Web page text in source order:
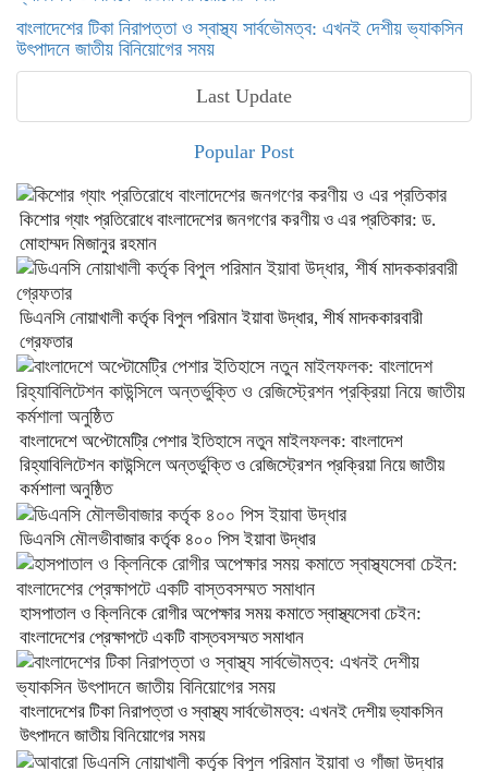
বাংলাদেশের টিকা নিরাপত্তা ও স্বাস্থ্য সার্বভৌমত্ব: এখনই দেশীয় ভ্যাকসিন
উৎপাদনে জাতীয় বিনিয়োগের সময়
Last Update
Popular Post
কিশোর গ্যাং প্রতিরোধে বাংলাদেশের জনগণের করণীয় ও এর প্রতিকার: ড.
মোহাম্মদ মিজানুর রহমান
ডিএনসি নোয়াখালী কর্তৃক বিপুল পরিমান ইয়াবা উদ্ধার, শীর্ষ মাদককারবারী
গ্রেফতার
বাংলাদেশে অপ্টোমেট্রি পেশার ইতিহাসে নতুন মাইলফলক: বাংলাদেশ
রিহ্যাবিলিটেশন কাউন্সিলে অন্তর্ভুক্তি ও রেজিস্ট্রেশন প্রক্রিয়া নিয়ে জাতীয়
কর্মশালা অনুষ্ঠিত
ডিএনসি মৌলভীবাজার কর্তৃক ৪০০ পিস ইয়াবা উদ্ধার
হাসপাতাল ও ক্লিনিকে রোগীর অপেক্ষার সময় কমাতে স্বাস্থ্যসেবা চেইন:
বাংলাদেশের প্রেক্ষাপটে একটি বাস্তবসম্মত সমাধান
বাংলাদেশের টিকা নিরাপত্তা ও স্বাস্থ্য সার্বভৌমত্ব: এখনই দেশীয় ভ্যাকসিন
উৎপাদনে জাতীয় বিনিয়োগের সময়